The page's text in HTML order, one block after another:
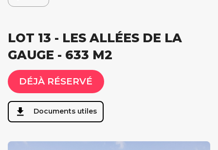
LOT 13 - LES ALLÉES DE LA
GAUGE - 633 M2
DÉJÀ RÉSERVÉ
Documents utiles